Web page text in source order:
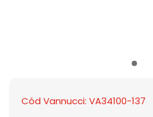
Cód Vannucci: VA34100-137